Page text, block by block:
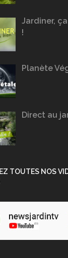
Jardiner,
!
Planète
Direct au
TOUTES NOS